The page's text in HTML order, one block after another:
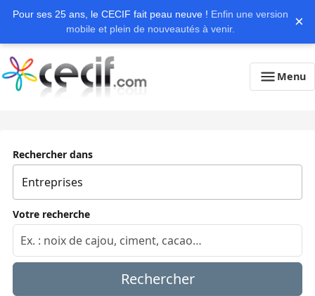
Pour ses 25 ans, le CECIF fait peau neuve ! Enfin une version
mobile et plein de nouveautés à venir.
×
Menu
Rechercher dans
Votre recherche
Rechercher